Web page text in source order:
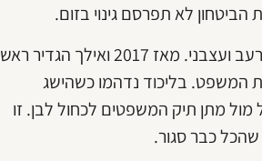
לא תפרסם גינוי בזום.
להפתעתו, גילה נתניהו שהנמר על גבו רכב בשלוש השנים האחרונות רעב ועצבני. מאז 2017 ואילך הגדיר ראש
המשפט. בליכוד נדהמו כשהישג
מתן תיק המשפטים לכחול לבן. זו
כבר סגור.